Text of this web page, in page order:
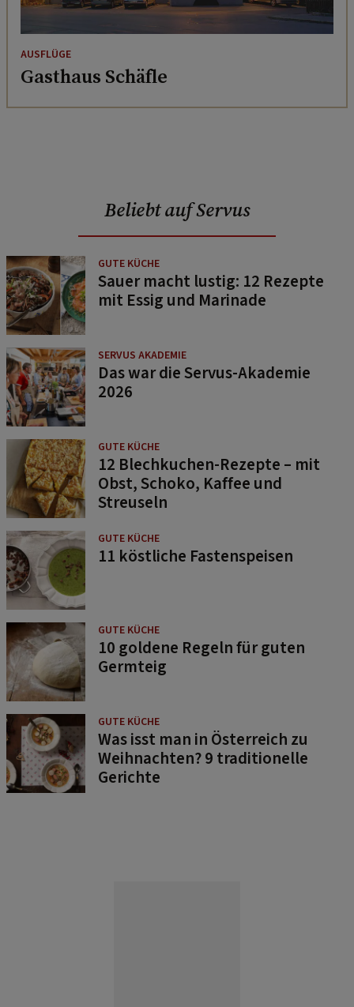
AUSFLÜGE
Gasthaus Schäfle
Beliebt auf Servus
GUTE KÜCHE
Sauer macht lustig: 12 Rezepte
mit Essig und Marinade
SERVUS AKADEMIE
Das war die Servus-Akademie
2026
GUTE KÜCHE
12 Blechkuchen-Rezepte – mit
Obst, Schoko, Kaffee und
Streuseln
GUTE KÜCHE
11 köstliche Fastenspeisen
GUTE KÜCHE
10 goldene Regeln für guten
Germteig
GUTE KÜCHE
Was isst man in Österreich zu
Weihnachten? 9 traditionelle
Gerichte